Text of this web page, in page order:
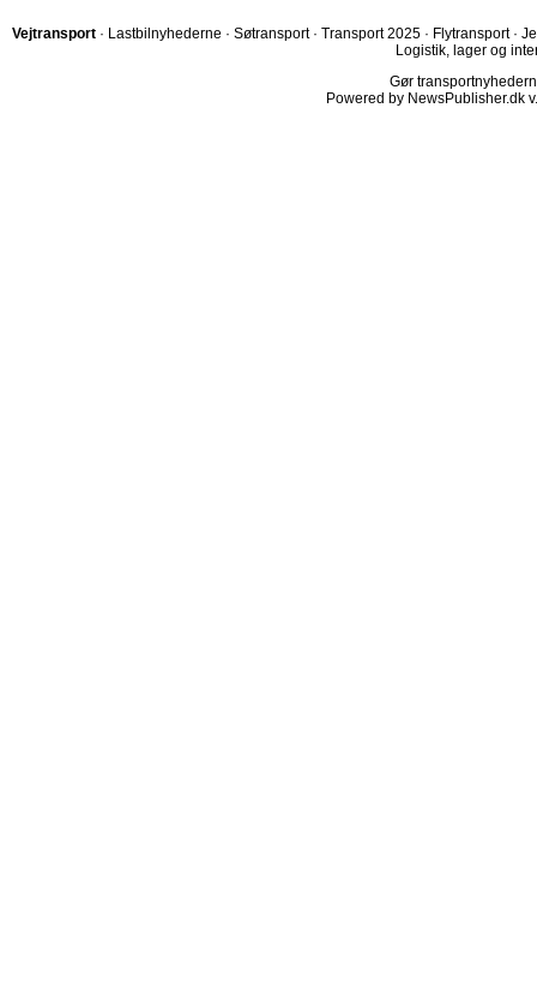
Vejtransport · Lastbilnyhederne · Søtransport · Transport 2025 · Flytransport ·
Logistik, lager og
Gør
Powered by NewsPublisher.dk